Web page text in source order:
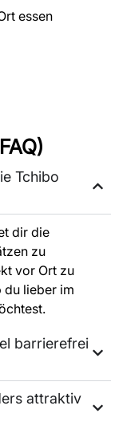
essen
Tchibo
dir die
zu
vor Ort zu
du lieber im
barrierefrei
attraktiv